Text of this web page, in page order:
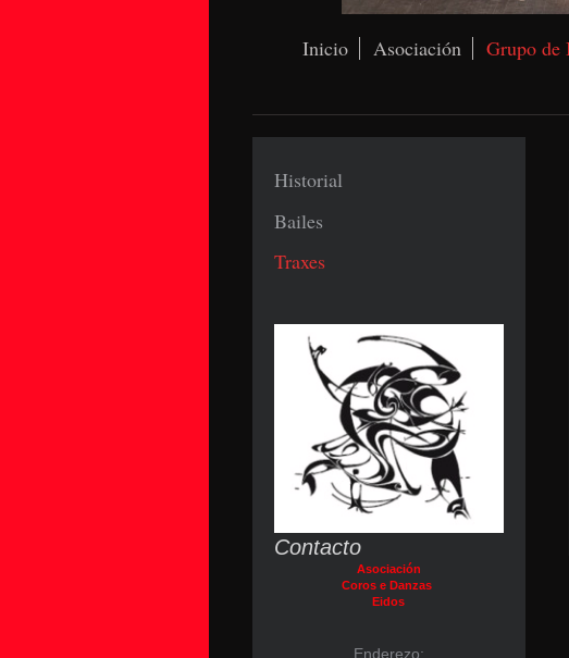
Inicio Asociación Grupo de
Historial
Bailes
Traxes
Contacto
Asociación
Coros e Danzas
Eidos
Enderezo: